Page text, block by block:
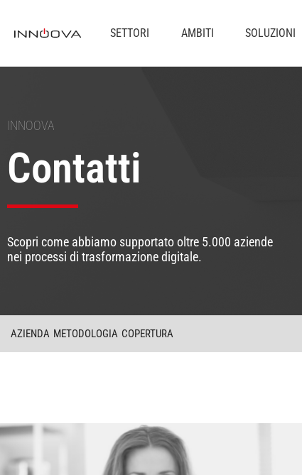
SETTORI AMBITI SOLUZIONI
INNOOVA
Contatti
Scopri come abbiamo supportato oltre 5.000 aziende
nei processi di trasformazione digitale.
AZIENDA METODOLOGIA COPERTURA